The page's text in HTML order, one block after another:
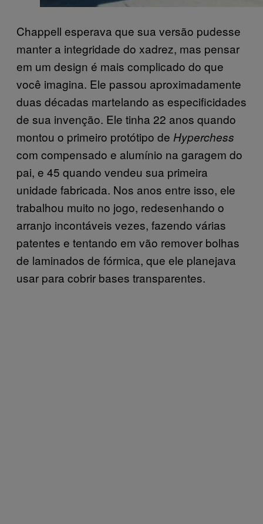
Chappell esperava que sua versão pudesse
manter a integridade do xadrez, mas pensar
em um design é mais complicado do que
você imagina. Ele passou aproximadamente
duas décadas martelando as especificidades
de sua invenção. Ele tinha 22 anos quando
montou o primeiro protótipo de Hyperchess
com compensado e alumínio na garagem do
pai, e 45 quando vendeu sua primeira
unidade fabricada. Nos anos entre isso, ele
trabalhou muito no jogo, redesenhando o
arranjo incontáveis vezes, fazendo várias
patentes e tentando em vão remover bolhas
de laminados de fórmica, que ele planejava
usar para cobrir bases transparentes.